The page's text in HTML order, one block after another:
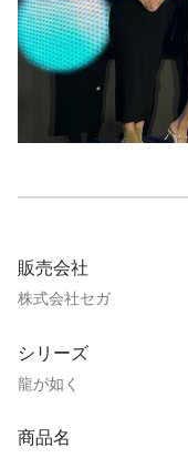
販売会社
株式会社セガ
シリーズ
龍が如く
商品名